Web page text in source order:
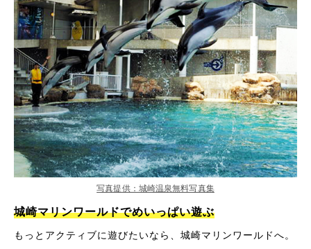
城崎マリンワールドでめいっぱい遊ぶ
もっとアクティブに遊びたいなら、城崎マリンワールドへ。
写真提供：城崎温泉無料写真集